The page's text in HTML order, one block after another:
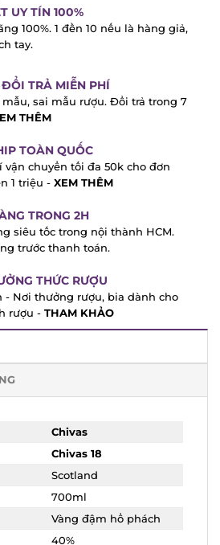
UY TÍN 100%
100%. 1 đền 10 nếu là hàng
xách tay.
ĐỔI TRẢ MIỄN PHÍ
mẫu, sai mẫu rượu. Đổi trả trong
XEM THÊM
TOÀN QUỐC
vận chuyển tối đa 50k cho đơn
1 triệu -
XEM THÊM
TRONG 2H
siêu tốc trong nội thành HCM.
trước thanh toán.
THỨC RƯỢU
- Nơi thưởng rượu, bia dành cho
rượu -
THAM KHẢO
Chivas
Chivas 18
Scotland
700ml
Vàng đậm hổ phách
40%